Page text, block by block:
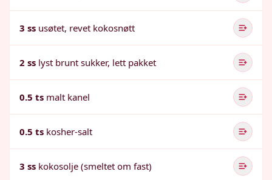
3 ss usøtet, revet kokosnøtt
2 ss lyst brunt sukker, lett pakket
0.5 ts malt kanel
0.5 ts kosher-salt
3 ss kokosolje (smeltet om fast)